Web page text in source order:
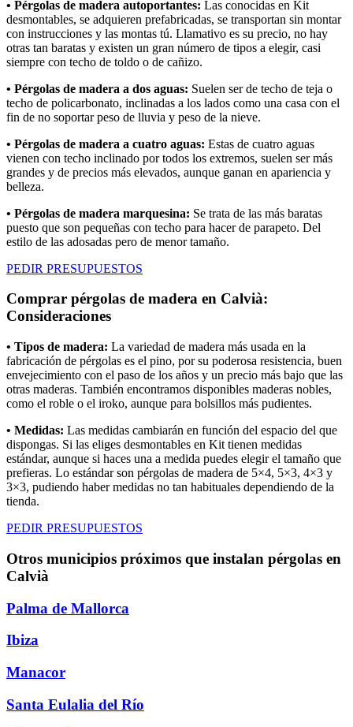
• Pérgolas de madera autoportantes: Las conocidas en Kit
desmontables, se adquieren prefabricadas, se transportan sin montar
con instrucciones y las montas tú. Llamativo es su precio, no hay
otras tan baratas y existen un gran número de tipos a elegir, casi
siempre con techo de toldo o de cañizo.
• Pérgolas de madera a dos aguas: Suelen ser de techo de teja o
techo de policarbonato, inclinadas a los lados como una casa con el
fin de no soportar peso de lluvia y peso de la nieve.
• Pérgolas de madera a cuatro aguas: Estas de cuatro aguas
vienen con techo inclinado por todos los extremos, suelen ser más
grandes y de precios más elevados, aunque ganan en apariencia y
belleza.
• Pérgolas de madera marquesina: Se trata de las más baratas
puesto que son pequeñas con techo para hacer de parapeto. Del
estilo de las adosadas pero de menor tamaño.
PEDIR PRESUPUESTOS
Comprar pérgolas de madera en Calvià:
Consideraciones
• Tipos de madera: La variedad de madera más usada en la
fabricación de pérgolas es el pino, por su poderosa resistencia, buen
envejecimiento con el paso de los años y un precio más bajo que las
otras maderas. También encontramos disponibles maderas nobles,
como el roble o el iroko, aunque para bolsillos más pudientes.
• Medidas: Las medidas cambiarán en función del espacio del que
dispongas. Si las eliges desmontables en Kit tienen medidas
estándar, aunque si haces una a medida puedes elegir el tamaño que
prefieras. Lo estándar son pérgolas de madera de 5×4, 5×3, 4×3 y
3×3, pudiendo haber medidas no tan habituales dependiendo de la
tienda.
PEDIR PRESUPUESTOS
Otros municipios próximos que instalan pérgolas en
Calvià
Palma de Mallorca
Ibiza
Manacor
Santa Eulalia del Río